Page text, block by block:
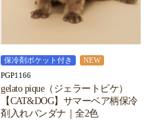
保冷剤ポケット付き NEW
PGP1166
gelato pique（ジェラートピケ）
【CAT&DOG】サマーベア柄保冷
剤入れバンダナ｜全2色